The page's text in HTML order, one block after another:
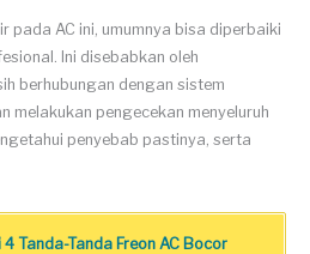
pada AC ini, umumnya bisa diperbaiki
Ini disebabkan oleh
berhubungan dengan sistem
melakukan pengecekan menyeluruh
penyebab pastinya, serta
4 Tanda-Tanda Freon AC Bocor